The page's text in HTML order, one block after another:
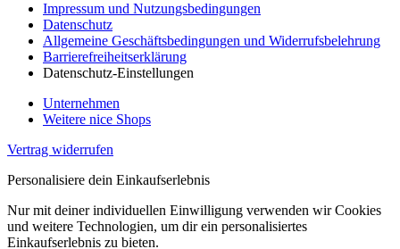
Impressum und Nutzungsbedingungen
Datenschutz
Allgemeine Geschäftsbedingungen und Widerrufsbelehrung
Barrierefreiheitserklärung
Datenschutz-Einstellungen
Unternehmen
Weitere nice Shops
Vertrag widerrufen
Personalisiere dein Einkaufserlebnis
Nur mit deiner individuellen Einwilligung verwenden wir Cookies
und weitere Technologien, um dir ein personalisiertes
Einkaufserlebnis zu bieten.